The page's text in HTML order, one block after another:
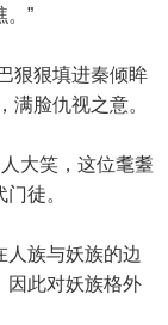
。”
狠狠填进秦倾眸
满脸仇视之意。
大笑，这位耄耋
徒。
人族与妖族的边
因此对妖族格外